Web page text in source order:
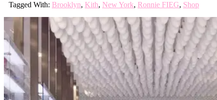
Tagged With: Brooklyn, Kith, New York, Ronnie FIEG, Shop